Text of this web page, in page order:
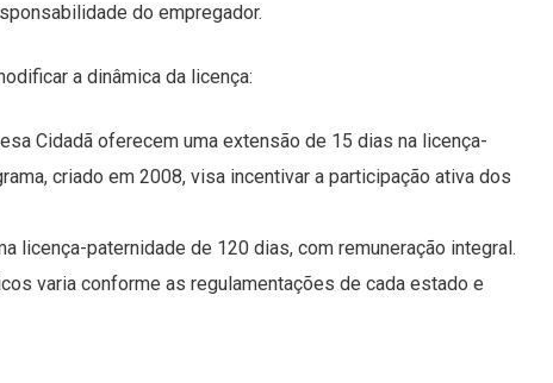
do empregador.
a dinâmica da licença:
Cidadã oferecem uma extensão de 15 dias na licença-
criado em 2008, visa incentivar a participação ativa dos
licença-paternidade de 120 dias, com remuneração integral.
varia conforme as regulamentações de cada estado e